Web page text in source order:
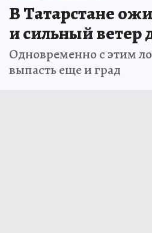
В Татарстане
и сильный ветер
Одновременно с этим
выпасть еще и град